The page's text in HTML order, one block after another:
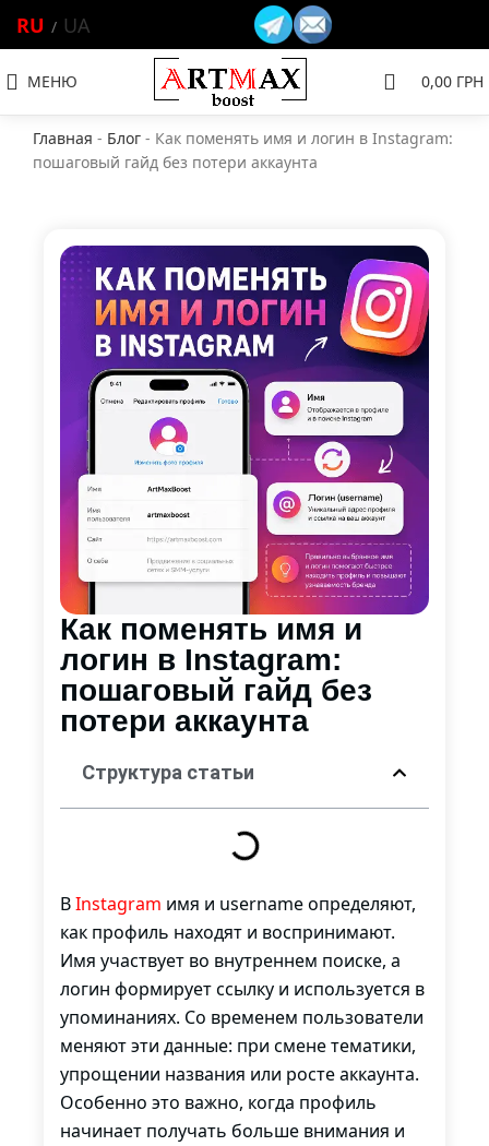
RU UA
МЕНЮ 0,00 ГРН
Главная - Блог - Как поменять имя и логин в Instagram:
пошаговый гайд без потери аккаунта
Как поменять имя и
логин в Instagram:
пошаговый гайд без
потери аккаунта
Структура статьи
ВInstagram имя и username определяют,
как профиль находят и воспринимают.
Имя участвует во внутреннем поиске, а
логин формирует ссылку и используется в
упоминаниях. Со временем пользователи
меняют эти данные: при смене тематики,
упрощении названия или росте аккаунта.
Особенно это важно, когда профиль
начинает получать больше внимания и